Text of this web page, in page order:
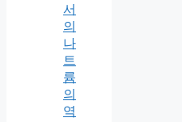
서
의
나
트
륨
의
역